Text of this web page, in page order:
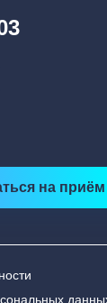
на приём